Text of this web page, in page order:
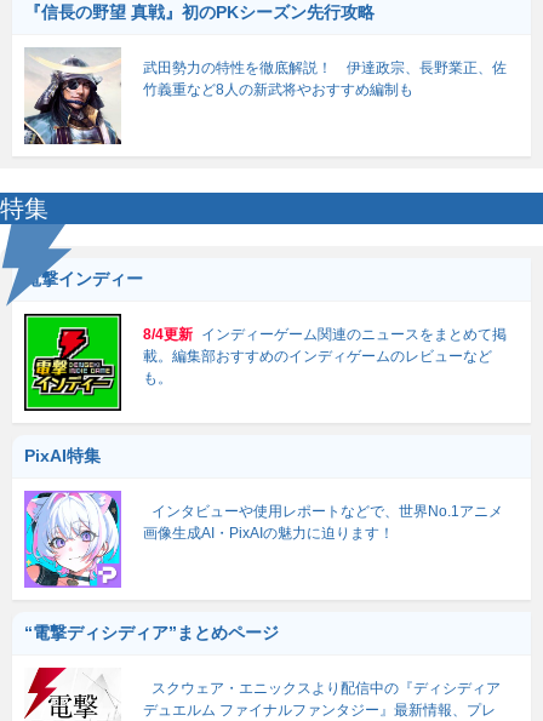
『信長の野望 真戦』初のPKシーズン先行攻略
武田勢力の特性を徹底解説！ 伊達政宗、長野業正、佐
竹義重など8人の新武将やおすすめ編制も
特集
電撃インディー
8/4更新 インディーゲーム関連のニュースをまとめて掲
載。編集部おすすめのインディゲームのレビューなど
も。
PixAI特集
インタビューや使用レポートなどで、世界No.1アニメ
画像生成AI・PixAIの魅力に迫ります！
“電撃ディシディア”まとめページ
スクウェア・エニックスより配信中の『ディシディア
デュエルム ファイナルファンタジー』最新情報、プレ